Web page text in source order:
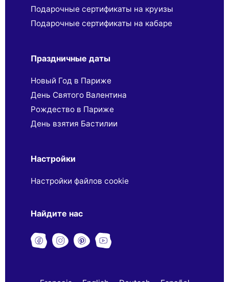
Подарочные сертификаты на круизы
Подарочные сертификаты на кабаре
Праздничные даты
Новый Год в Париже
День Святого Валентина
Рождество в Париже
День взятия Бастилии
Настройки
Настройки файлов cookie
Найдите нас